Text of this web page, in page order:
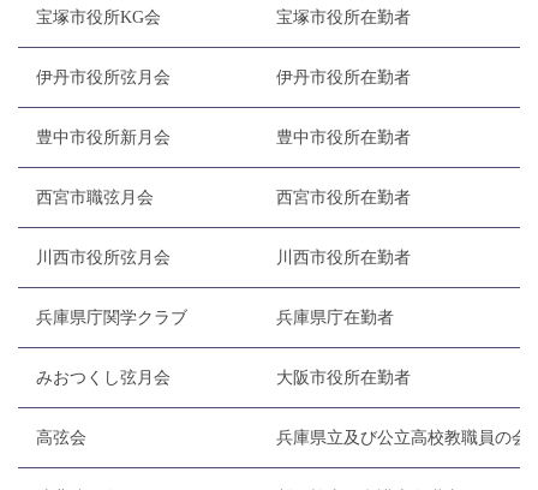
宝塚市役所KG会 宝塚市役所在勤者
伊丹市役所弦月会 伊丹市役所在勤者
豊中市役所新月会 豊中市役所在勤者
西宮市職弦月会 西宮市役所在勤者
川西市役所弦月会 川西市役所在勤者
兵庫県庁関学クラブ 兵庫県庁在勤者
みおつくし弦月会 大阪市役所在勤者
高弦会 兵庫県立及び公立高校教職員の会